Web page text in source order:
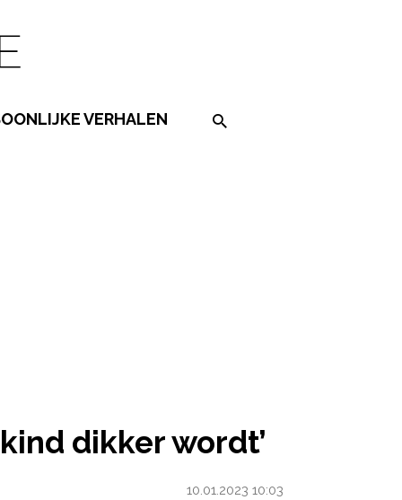
VERHALEN Search on the website
dikker wordt’
10.01.2023 10:03